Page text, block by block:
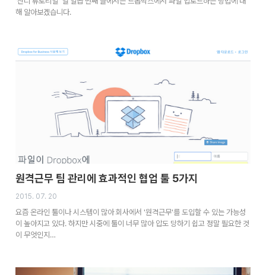
해 알아보겠습니다.
원격근무 팀 관리에 효과적인 협업 툴 5가지
2015. 07. 20
요즘 온라인 툴이나 시스템이 많아 회사에서 '원격근무'를 도입할 수 있는 가능성
이 높아지고 있다. 하지만 시중에 툴이 너무 많아 압도 당하기 쉽고 정말 필요한 것
이 무엇인지…